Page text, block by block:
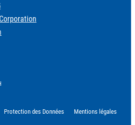
Protection des Données Mentions légales